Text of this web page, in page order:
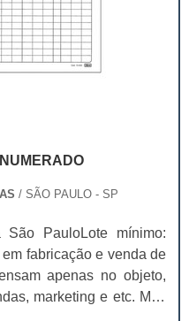
/ SÃO PAULO - SP
São PauloLote mínimo:
fabricação e venda de
apenas no objeto,
marketing e etc. Mas